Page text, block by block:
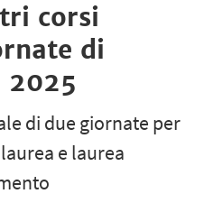
corsi
di
2025
di due giornate per
e laurea